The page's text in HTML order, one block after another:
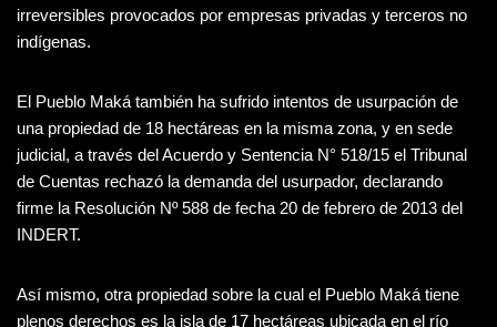
irreversibles provocados por empresas privadas y terceros no
indígenas.
El Pueblo Maká también ha sufrido intentos de usurpación de
una propiedad de 18 hectáreas en la misma zona, y en sede
judicial, a través del Acuerdo y Sentencia N° 518/15 el Tribunal
de Cuentas rechazó la demanda del usurpador, declarando
firme la Resolución Nº 588 de fecha 20 de febrero de 2013 del
INDERT.
Así mismo, otra propiedad sobre la cual el Pueblo Maká tiene
plenos derechos es la isla de 17 hectáreas ubicada en el río